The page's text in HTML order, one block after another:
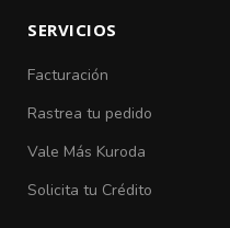
SERVICIOS
Facturación
Rastrea tu pedido
Vale Más Kuroda
Solicita tu Crédito